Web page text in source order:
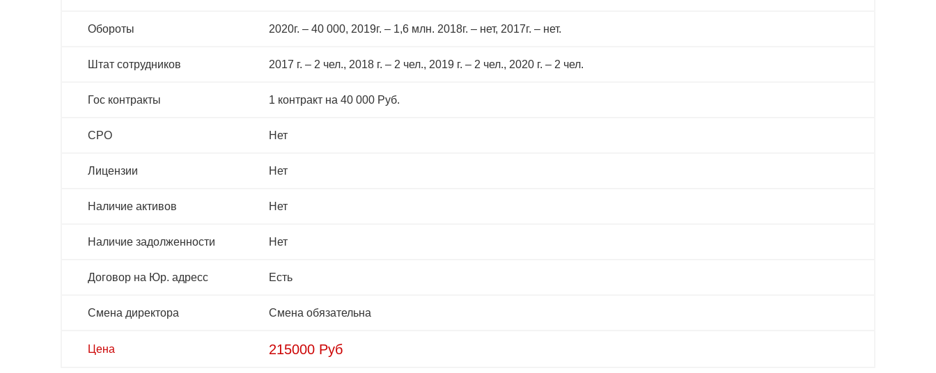
Обороты 2020г. – 40 000, 2019г. – 1,6 млн. 2018г. – нет, 2017г. – нет.
Штат сотрудников 2017 г. – 2 чел., 2018 г. – 2 чел., 2019 г. – 2 чел., 2020 г. – 2 чел.
Гос контракты 1 контракт на 40 000 Руб.
СРО Нет
Лицензии Нет
Наличие активов Нет
Наличие задолженности Нет
Договор на Юр. адресс Есть
Смена директора Смена обязательна
Цена 215000 Руб